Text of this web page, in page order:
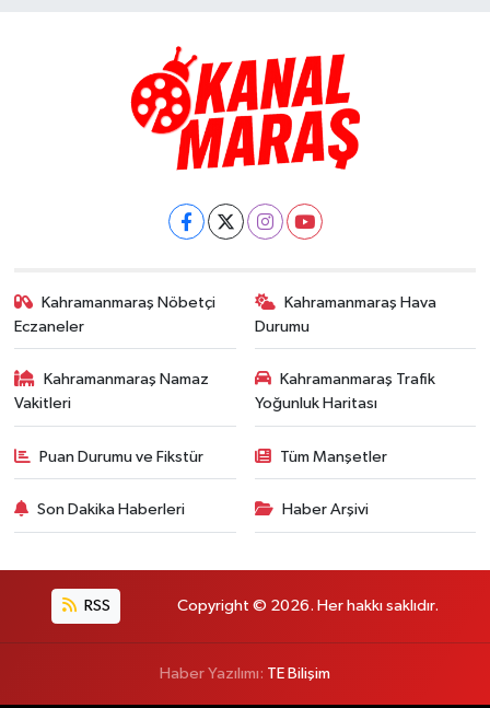
Kahramanmaraş Nöbetçi
Eczaneler
Kahramanmaraş Hava
Durumu
Kahramanmaraş Namaz
Vakitleri
Kahramanmaraş Trafik
Yoğunluk Haritası
Puan Durumu ve Fikstür Tüm Manşetler
Son Dakika Haberleri Haber Arşivi
RSS Copyright © 2026. Her hakkı saklıdır.
Haber Yazılımı: TE Bilişim